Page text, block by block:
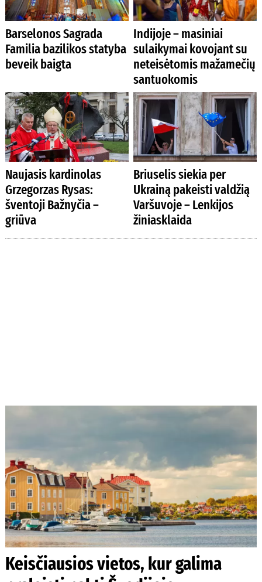
Barselonos Sagrada
Familia bazilikos statyba
beveik baigta
Indijoje – masiniai
sulaikymai kovojant su
neteisėtomis mažamečių
santuokomis
Naujasis kardinolas
Grzegorzas Rysas:
šventoji Bažnyčia –
griūva
Briuselis siekia per
Ukrainą pakeisti valdžią
Varšuvoje – Lenkijos
žiniasklaida
Keisčiausios vietos, kur galima